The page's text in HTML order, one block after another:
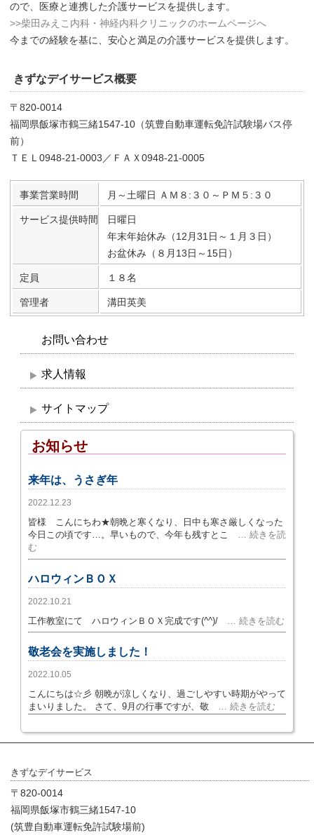
ので、医療と連携した介護サービスを提供します。
>>柴田みえこ内科・神経内科クリニックのホームページへ
今までの経験を基に、安心と満足の介護サービスを提供します。
きずなデイサービス概要
〒820-0014
福岡県飯塚市鶴三緒1547-10（筑豊自動車運転免許試験場バス停
前）
ＴＥＬ0948-21-0003／ＦＡＸ0948-21-0005
事業営業時間 月～土曜日 ＡＭ８:３０～ＰＭ５:３０
サービス提供時間
日曜日
年末年始休み（12月31日～１月３日）
お盆休み（８月13日～15日）
定員 １８名
管理者 溝田英美
お問い合わせ
求人情報
サイトマップ
お知らせ
来年は、うさぎ年
2022.12.23
皆様 こんにちわ★朝晩と寒くなり、日中も寒さ厳しくなった
今日この頃です…。早いもので、今年も残すとこ
… 続きを読
む
ハロウィンＢＯＸ
2022.10.21
工作教室にて ハロウィンＢＯＸ完成です(^^)/ … 続きを読む
敬老会を実施しました！
2022.10.05
こんにちは☆彡 朝晩が涼しくなり、過ごしやすい時期がやって
まいりました。 さて、9月の行事ですが、敬 … 続きを読む
「夏祭り」を行いました
こんにちわ(✿✪‿✪｡) 暑い毎日が続いております…。皆様は、
どうお過ごしですか？ 毎日のニュースで
織姫・彦星様
きずなデイサービス
〒820-0014
福岡県飯塚市鶴三緒1547-10
(筑豊自動車運転免許試験場前)